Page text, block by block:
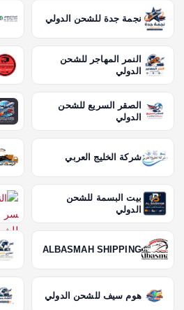
نجمة جدة للشحن الدولي
النمر المهاجر للشحن
الدولي
الصقر السريع للشحن
الدولي
شركة الخليج العربي
بيت البسمة للشحن
الدولي
ALBASMAH SHIPPING
هوم سيف للشحن الدولي